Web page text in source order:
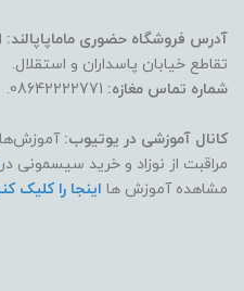
آدرس فروشگاه حضوری ماماپاپالند:
تقاطع خیابان پاسداران و استقلال.
شماره تماس مغازه:
کانال آموزشی در یوتیوب:
مراقبت از نوزاد و خرید سیسمونی
مشاهده آموزش ها اینجا را کلیک